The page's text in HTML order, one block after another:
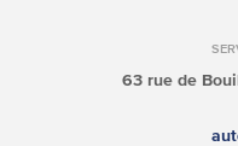
63 rue de